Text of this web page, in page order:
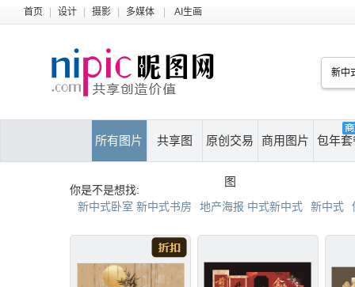
首页 设计 摄影 多媒体 AI生画
所有图片 共享图 原创交易
图
商用图片 包年套
你是不是想找:
新中式卧室 新中式书房 地产海报 中式新中式 新中式